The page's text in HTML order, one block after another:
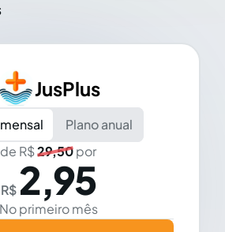
JusPlus
Plano anual
de R$29,50por
R$ 2,95
No primeiro mês